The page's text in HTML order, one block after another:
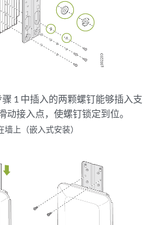
1 中插入的两颗螺钉能够插入支
动接入点，使螺钉锁定到位。
墙上（嵌入式安装）